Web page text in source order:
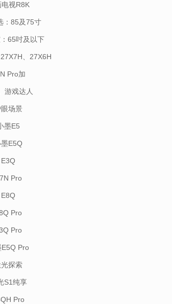
视R8K
：85及75寸
65吋及以下
、27X6H
Pro加
游戏达人
场景
墨E5
E5Q
E3Q
Pro
E8Q
Pro
Pro
E5Q Pro
探索
S1纯享
Pro